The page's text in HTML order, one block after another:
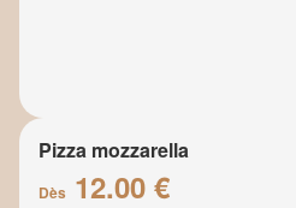
Pizza mozzarella
Dès 12.00 €